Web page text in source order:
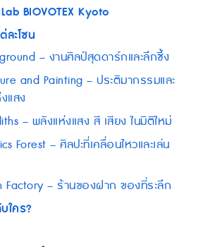
BIOVOTEX Kyoto
ะโซน
– งานศิลป์สุดดาร์กและลึกซึ้ง
and Painting – ประติมากรรมและ
แสง
– พลังแห่งแสง สี เสียง ในมิติใหม่
Forest – ศิลปะที่เคลื่อนไหวและเล่น
Factory – ร้านของฝาก ของที่ระลึก
ใคร?